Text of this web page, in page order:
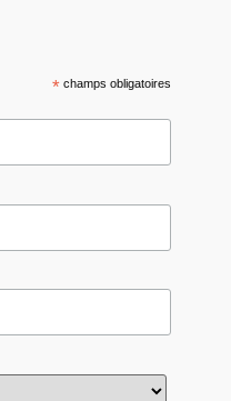
*champs obligatoires